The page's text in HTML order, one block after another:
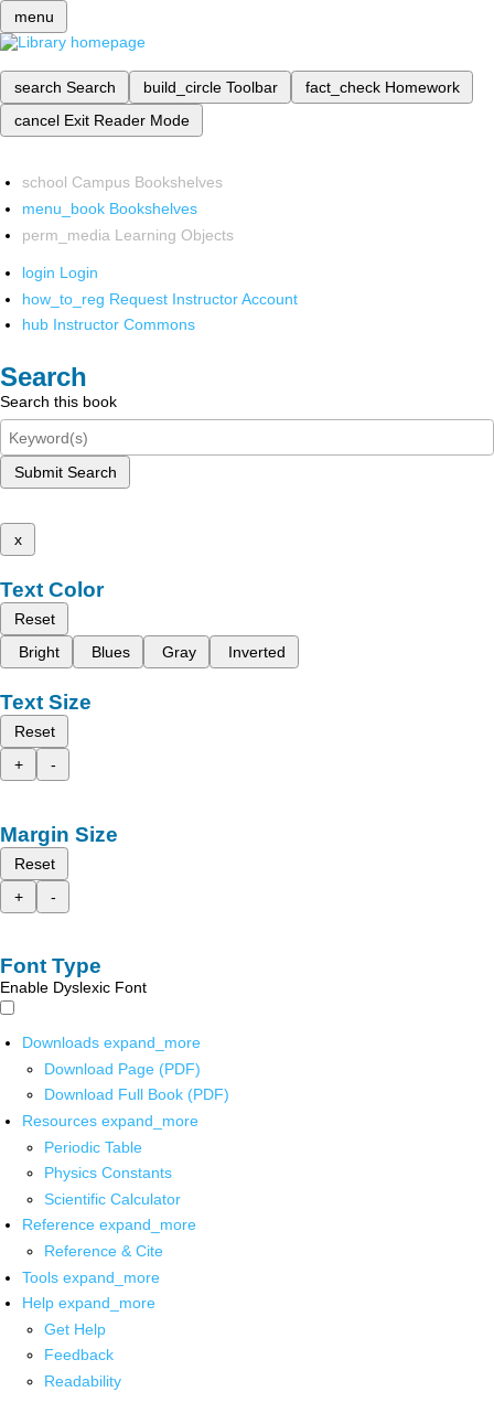
menu
search Search build_circle Toolbar fact_check Homework
cancel Exit Reader Mode
school Campus Bookshelves
menu_book Bookshelves
perm_media Learning Objects
login Login
how_to_reg Request Instructor Account
hub Instructor Commons
Search
Search this book
Submit Search
x
Text Color
Reset
Bright
Blues Gray Inverted
Text Size
Reset
+
-
Margin Size
Reset
+
-
Font Type
Enable Dyslexic Font
Downloads expand_more
Download Page (PDF)
Download Full Book (PDF)
Resources expand_more
Periodic Table
Physics Constants
Scientific Calculator
Reference expand_more
Reference & Cite
Tools expand_more
Help expand_more
Get Help
Feedback
Readability